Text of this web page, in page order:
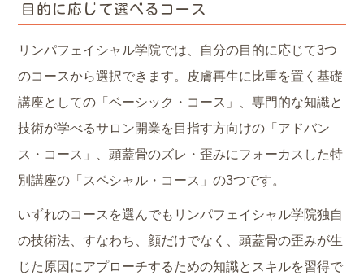
目的に応じて選べるコース
リンパフェイシャル学院では、自分の目的に応じて3つ
のコースから選択できます。皮膚再生に比重を置く基礎
講座としての「ベーシック・コース」、専門的な知識と
技術が学べるサロン開業を目指す方向けの「アドバン
ス・コース」、頭蓋骨のズレ・歪みにフォーカスした特
別講座の「スペシャル・コース」の3つです。
いずれのコースを選んでもリンパフェイシャル学院独自
の技術法、すなわち、顔だけでなく、頭蓋骨の歪みが生
じた原因にアプローチするための知識とスキルを習得で